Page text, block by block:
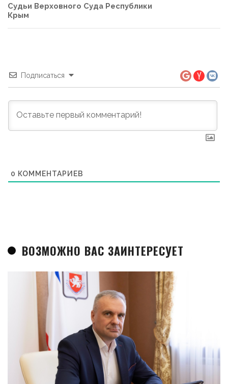
Судьи Верховного Суда Республики
Крым
Подписаться
0 КОММЕНТАРИЕВ
ВОЗМОЖНО ВАС ЗАИНТЕРЕСУЕТ